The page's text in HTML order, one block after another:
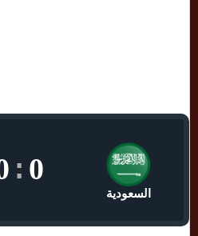
السعودية
0
: